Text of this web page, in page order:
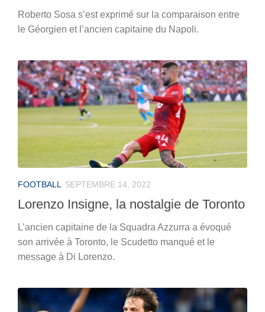
Roberto Sosa s’est exprimé sur la comparaison entre
le Géorgien et l’ancien capitaine du Napoli.
FOOTBALL SEPTEMBRE 14, 2022
Lorenzo Insigne, la nostalgie de Toronto
L’ancien capitaine de la Squadra Azzurra a évoqué
son arrivée à Toronto, le Scudetto manqué et le
message à Di Lorenzo.